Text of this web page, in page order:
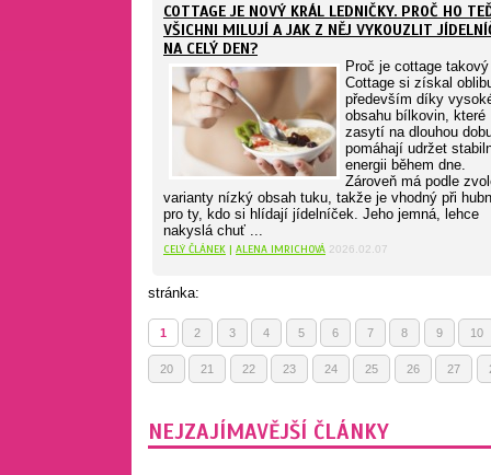
COTTAGE JE NOVÝ KRÁL LEDNIČKY. PROČ HO
VŠICHNI MILUJÍ A JAK Z NĚJ VYKOUZLIT
NA CELÝ DEN?
Proč je cottage
Cottage si získal
především díky
obsahu bílkovin, které
zasytí na dlouhou
pomáhají udržet
energii během dne.
Zároveň má podle
varianty nízký obsah tuku, takže je vhodný při
pro ty, kdo si hlídají jídelníček. Jeho jemná, lehce
nakyslá chuť ...
CELÝ ČLÁNEK | ALENA IMRICHOVÁ 2026.02.07
stránka:
1 2 3 4 5 6 7 8 9 10
20 21 22 23 24 25 26 27
NEJZAJÍMAVĚJŠÍ ČLÁNKY